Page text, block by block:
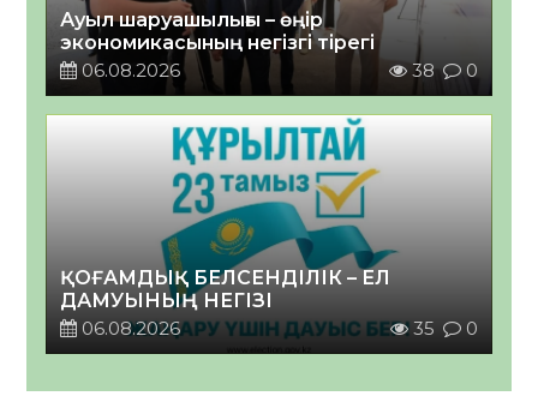
Ауыл шаруашылығы – өңір
экономикасының негізгі тірегі
06.08.2026
38 0
ҚОҒАМДЫҚ БЕЛСЕНДІЛІК – ЕЛ
ДАМУЫНЫҢ НЕГІЗІ
06.08.2026
35 0